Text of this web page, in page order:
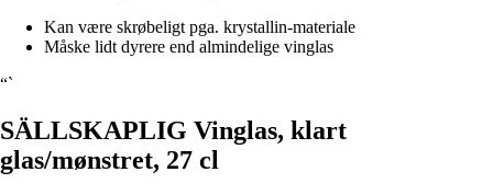
Kan være skrøbeligt pga. krystallin-materiale
Måske lidt dyrere end almindelige vinglas
“`
SÄLLSKAPLIG Vinglas, klart
glas/mønstret, 27 cl